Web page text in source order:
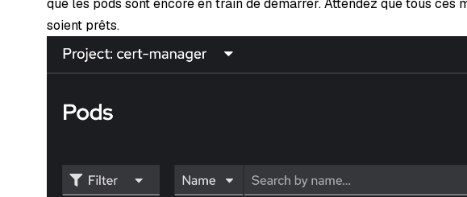
que les pods sont encore en train de démarrer. Attendez que tous ces
soient prêts.